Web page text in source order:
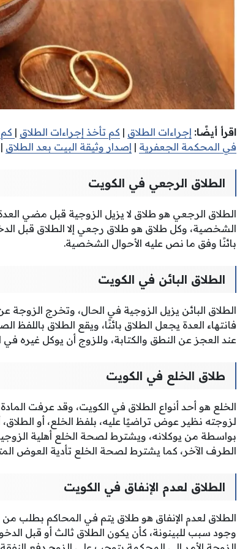
اقرأ أيضًا: إجراءات الطلاق | كم تأخذ إجراءات الطلاق |
في المحكمة الجعفرية | إصدار وثيقة البيت بعد الطلاق |
الطلاق الرجعي في الكويت
الشخصية، وكل طلاق هو طلاق رجعي إلا الطلاق قبل
بائنًا وفق ما نص عليه الأحوال الشخصية.
الطلاق البائن في الكويت
الطلاق البائن يزيل الزوجية في الحال، وتخرج الزوجة
فانتهاء العدة يجعل الطلاق بائنًا، ويقع الطلاق باللفظ
عند العجز عن النطق والكتابة، وللزوج أن يوكل غيره
طلاق الخلع في الكويت
لزوجته نظير عوض تراضيًا عليه، بلفظ الخلع، أو الطلاق،
بواسطة من يوكلانه، ويشترط لصحة الخلع أهلية
الطرف الآخر، كما يشترط لصحة الخلع تأدية العوض
الطلاق لعدم الإنفاق في الكويت
الطلاق لعدم الإنفاق هو طلاق يتم في المحاكم بطلب
وجود سبب للبينونة، كأن يكون الطلاق ثالث أو قبل